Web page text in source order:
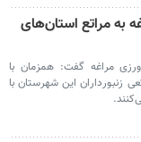
به مراتع استان‌های
مراغه گفت: همزمان با
زنبورداران این شهرستان با